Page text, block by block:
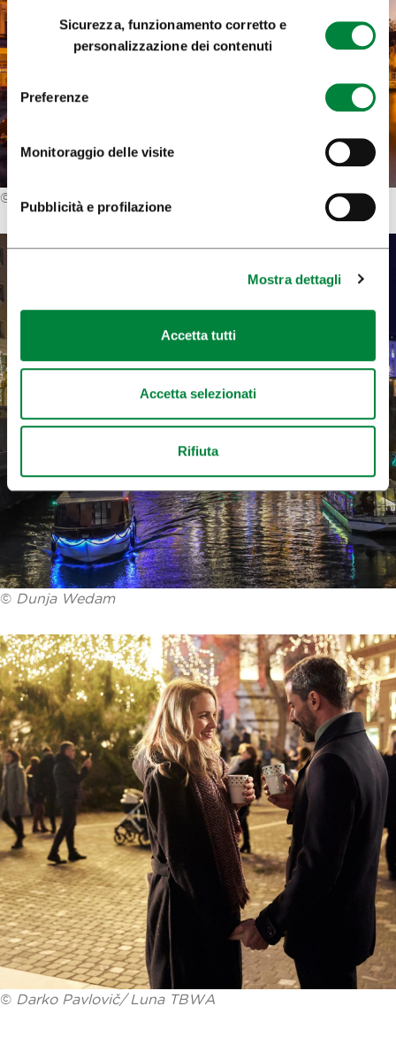
Selezione
del
consenso
Sicurezza, funzionamento corretto e
personalizzazione dei contenuti
Preferenze
Monitoraggio delle visite
Pubblicità e profilazione
Mostra dettagli
Accetta tutti
Accetta selezionati
Rifiuta
© Janez Zalaznik
© Dunja Wedam
© Darko Pavlovič/ Luna TBWA